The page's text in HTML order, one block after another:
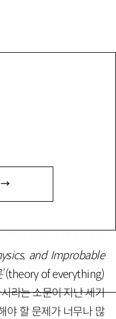
→
대한’ 성취들을 두서
and Improbable
’(theory of everything)
라는 소문이 지난 세기
야 할 문제가 너무나 많